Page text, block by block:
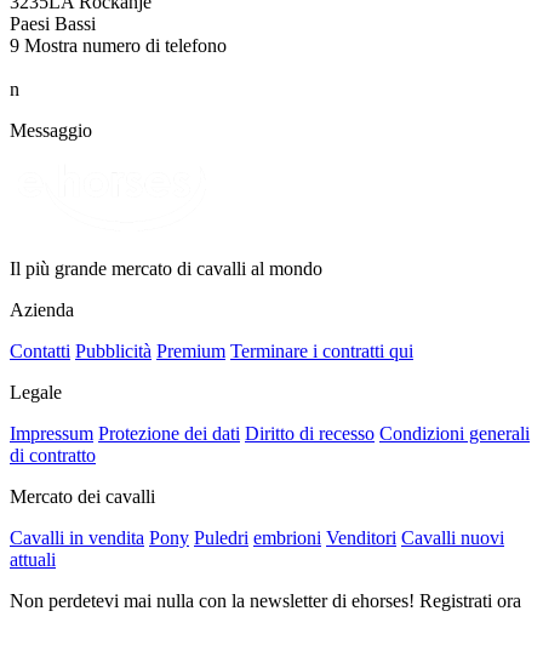
Paesi Bassi
9 Mostra numero di telefono
n
Messaggio
Il più grande mercato di cavalli al mondo
Azienda
Contatti Pubblicità Premium Terminare i contratti qui
Legale
Impressum Protezione dei dati Diritto di recesso Condizioni generali
di contratto
Mercato dei cavalli
Cavalli in vendita Pony Puledri embrioni Venditori Cavalli nuovi
attuali
Non perdetevi mai nulla con la newsletter di ehorses! Registrati ora